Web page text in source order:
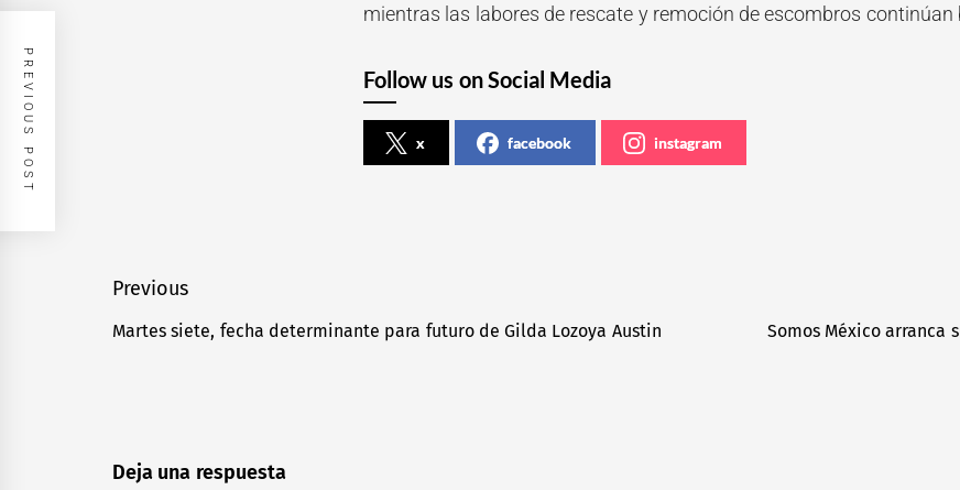
mientras las labores de rescate y remoción de escombros
Follow us on Social Media
x facebook instagram
Navegación
de
Previous
Previous
Martes siete, fecha determinante para futuro de Gilda Lozoya Austin Somos México arranca
PREVIOUS POST
Deja una respuesta